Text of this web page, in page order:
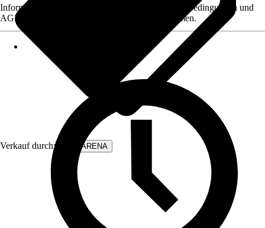
Verkauf durch: WALLARENA
Informationen des Verkäufers, wie z. B. Rückgabebedingungen und
AGB, finden Sie bei Klick auf den Verkäufernamen.